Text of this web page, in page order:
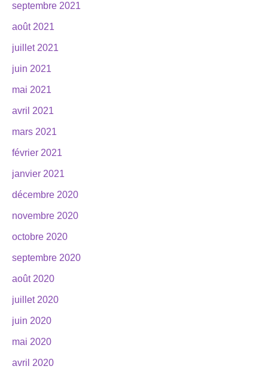
septembre 2021
août 2021
juillet 2021
juin 2021
mai 2021
avril 2021
mars 2021
février 2021
janvier 2021
décembre 2020
novembre 2020
octobre 2020
septembre 2020
août 2020
juillet 2020
juin 2020
mai 2020
avril 2020